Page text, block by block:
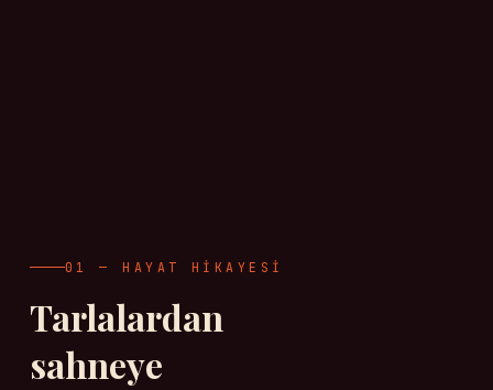
01 — HAYAT HIKAYESI
Tarlalardan
sahneye